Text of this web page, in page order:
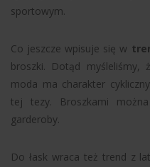
sportowym.
Co jeszcze wpisuje się w
broszki. Dotąd myśleliśmy,
moda ma charakter
tej tezy. Broszkami
garderoby.
Do łask wraca też trend z